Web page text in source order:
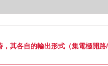
，其各自的輸出形式（集電極開